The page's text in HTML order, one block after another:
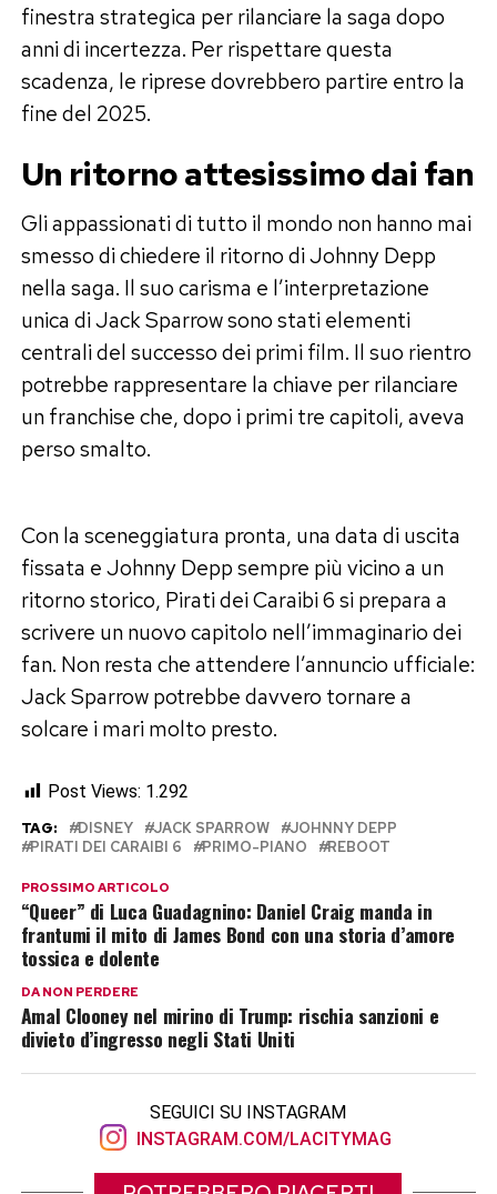
finestra strategica per rilanciare la saga dopo
anni di incertezza. Per rispettare questa
scadenza, le riprese dovrebbero partire entro la
fine del 2025.
Un ritorno attesissimo dai fan
Gli appassionati di tutto il mondo non hanno mai
smesso di chiedere il ritorno di Johnny Depp
nella saga. Il suo carisma e l’interpretazione
unica di Jack Sparrow sono stati elementi
centrali del successo dei primi film. Il suo rientro
potrebbe rappresentare la chiave per rilanciare
un franchise che, dopo i primi tre capitoli, aveva
perso smalto.
Con la sceneggiatura pronta, una data di uscita
fissata e Johnny Depp sempre più vicino a un
ritorno storico, Pirati dei Caraibi 6 si prepara a
scrivere un nuovo capitolo nell’immaginario dei
fan. Non resta che attendere l’annuncio ufficiale:
Jack Sparrow potrebbe davvero tornare a
solcare i mari molto presto.
Post Views: 1.292
TAG: DISNEY JACK SPARROW
JOHNNY DEPP
PIRATI DEI CARAIBI 6
PRIMO-PIANO REBOOT
PROSSIMO ARTICOLO
“Queer” di Luca Guadagnino: Daniel Craig manda in
frantumi il mito di James Bond con una storia d’amore
tossica e dolente
DA NON PERDERE
Amal Clooney nel mirino di Trump: rischia sanzioni e
divieto d’ingresso negli Stati Uniti
SEGUICI SU INSTAGRAM
INSTAGRAM.COM/LACITYMAG